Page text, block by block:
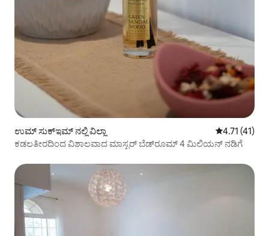
ಉಮ್ ಸುಕ್ಇಮ್ ನಲ್ಲಿ ವಿಲ್ಲಾ 5 ರಲ್ಲಿ 4.71
4.71 (41)
ಕಡಲತೀರದಿಂದ ವಿಶಾಲವಾದ ಮಾಸ್ಟರ್ ಬೆಡ್‌ರೂಮ್ 4 ಮಿಲಿಯನ್ ನಡಿಗೆ